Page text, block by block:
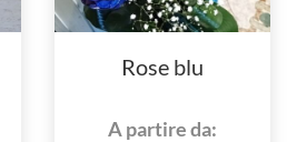
Rose blu
A partire da: